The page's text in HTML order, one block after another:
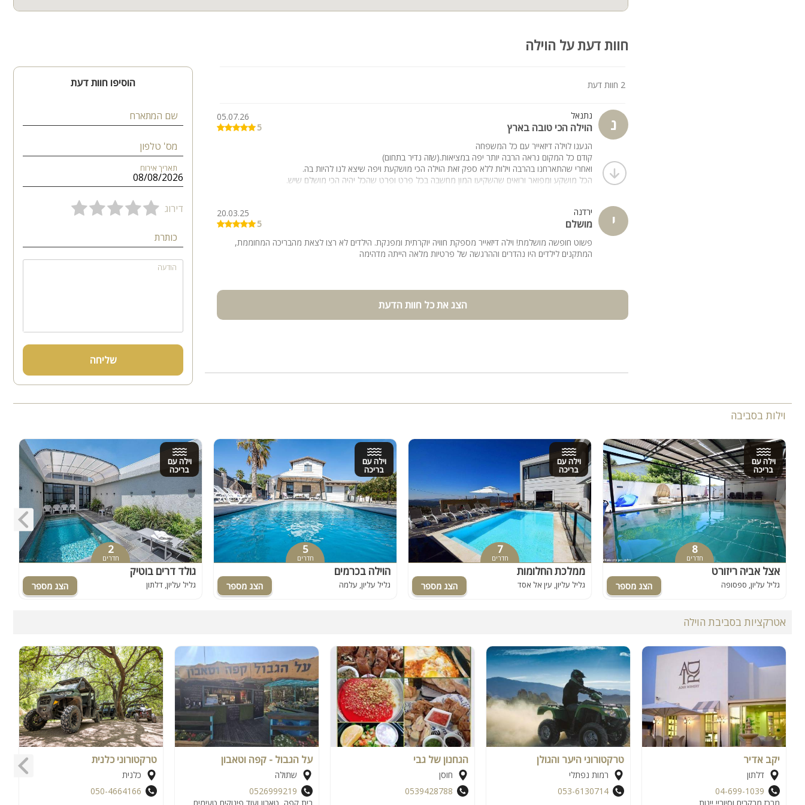
חוות דעת על הוילה
2 חוות דעת
נ נתנאל
הוילה הכי טובה בארץ
05.07.26
5
הגענו לוילה דיזאייר עם כל המשפחה
קודם כל המקום נראה הרבה יותר יפה במציאות.(שזה נדיר בתחום)
ואחרי שהתארחנו בהרבה וילות ללא ספק זאת הוילה הכי מושקעת ויפה שיצא לנו להיות בה.
הכל מושקע ומפואר ורואים שהשקיעו המון מחשבה בכל פרט ופרט שהכל יהיה הכי מושלם שיש.
שאולי הבעלים השאיר אותנו בלי מילים ותמיד היה זמין לכל דבר וכל בקשה.
אז לכל מי שקורא את הביקורת אני ממליץ בחום לא לחשוב פעמיים ובמידה ופנוי זכיתם!
אין ספק שנחזור שוב ושוב
תודה רבה שאולי היקר על הכל !!!
י ירדנה
מושלם
20.03.25
5
פשוט חופשה מושלמת! וילה דיזאייר מספקת חוויה יוקרתית ומפנקת. הילדים לא רצו לצאת מהבריכה המחוממת,
המתקנים לילדים היו נהדרים וההרגשה של פרטיות מלאה הייתה מדהימה
הצג את כל חוות הדעת
הוסיפו חוות דעת
שם המתארח
מס' טלפון
תאריך אירוח
דירוג
כותרת
הודעה
שליחה
וילות בסביבה
וילה עם
בריכה
8
חדרים
אצל אביה ריזורט
גליל עליון, ספסופה
וילה עם
בריכה
7
חדרים
ממלכת החלומות
גליל עליון, עין אל אסד
וילה עם
בריכה
5
חדרים
הוילה בכרמים
גליל עליון, עלמה
וילה עם
בריכה
2
חדרים
גולד דרים בוטיק
גליל עליון, דלתון
אטרקציות בסביבת הוילה
יקב אדיר
דלתון
04-699-1039
טרקטורוני היער והגולן
רמות נפתלי
053-6130714
הגחנון של גבי
חוסן
0539428788
על הגבול - קפה וטאבון
שתולה
0526999219
טרקטורוני כלנית
כלנית
050-4664166